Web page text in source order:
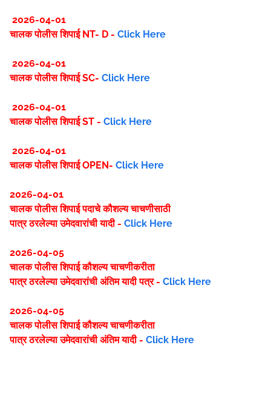
2026-04-01
चालक पोलीस शिपाई NT- D - Click Here
2026-04-01
चालक पोलीस शिपाई SC- Click Here
2026-04-01
चालक पोलीस शिपाई ST - Click Here
2026-04-01
चालक पोलीस शिपाई OPEN- Click Here
2026-04-01
चालक पोलीस शिपाई पदाचे कौशल्य चाचणीसाठी
पात्र ठरलेल्या उमेदवारांची यादी - Click Here
2026-04-05
चालक पोलीस शिपाई कौशल्य चाचणीकरीता
पात्र ठरलेल्या उमेदवारांची अंतिम यादी पत्र - Click Here
2026-04-05
चालक पोलीस शिपाई कौशल्य चाचणीकरीता
पात्र ठरलेल्या उमेदवारांची अंतिम यादी - Click Here